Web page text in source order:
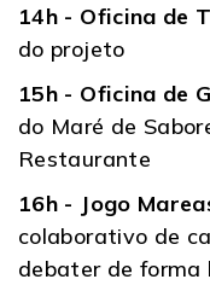
14h - Oficina de
do projeto
15h - Oficina de
do Maré de
Restaurante
16h - Jogo
colaborativo de
debater de forma